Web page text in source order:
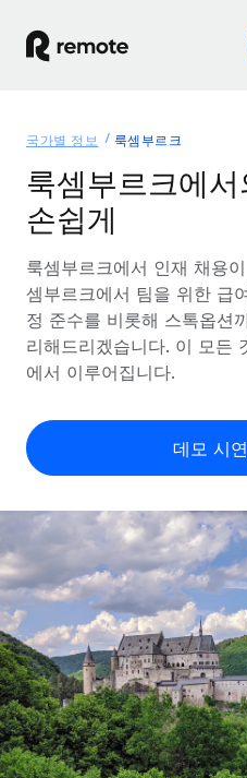
글로벌 고용
글로벌 급여
규정을 준수하며 급여 지급
기록상 고용주(EOR)
법인 설립 비용 없이 전 세계
PEO
복잡한 고용 업무를 아웃소싱
인프라
Remote 통합
HR을 워크플로에 매끄럽게
플랫폼
팀을 위한 통합된 핵심 HR
솔루션
글로벌 서비스 제공
국가별 정보
국가별 글로벌 채용 지원 알
미국 주별 정보
Remote와 다른 솔루션
다른 업체들과 비교해보기
스타트업
성장하는 기업을 위한 민첩
중견기업
맞춤형 HR 솔루션으로 팀 확
엔터프라이즈
대기업을 위한 글로벌 HR
리소스
도구 및 계산기
오분류 리스크 평가 도구
국가별 총 인건비 계산
글로벌 계약직을 위한 통화
REMOTE와 함께 배우기
리서치 및 가이드
사례 연구
HR 용어집
체크리스트 및 템플릿
요금
한국어
English
Nederlands
Français
Deutsch
Español
Italiano
로
국가별 정보 룩셈부르크
룩셈부르크에
손쉽게
룩셈부르크에서 인재 채용
셈부르크에서 팀을 위한 급
정 준수를 비롯해 스톡옵션
리해드리겠습니다. 이 모든
에서 이루어집니다.
데모 시